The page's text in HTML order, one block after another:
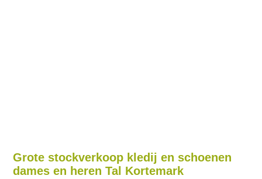
Grote stockverkoop kledij en schoenen
dames en heren Tal Kortemark